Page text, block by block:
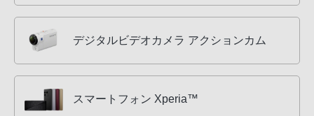
デジタルビデオカメラ アクションカム
スマートフォン Xperia™